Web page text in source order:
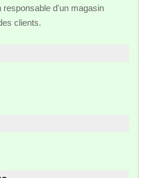
d'un magasin
clients.